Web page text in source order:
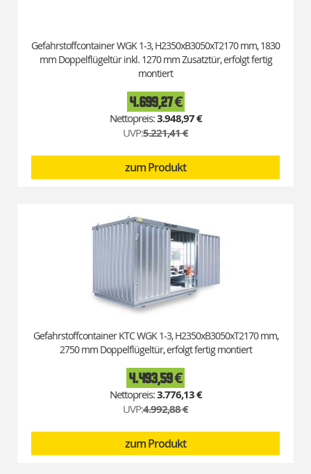
Gefahrstoffcontainer WGK 1-3, H2350xB3050xT2170 mm, 1830
mm Doppelflügeltür inkl. 1270 mm Zusatztür, erfolgt fertig
montiert
Special
Price
4.699,27 €
3.948,97 €
UVP:5.221,41 €
zum Produkt
Gefahrstoffcontainer KTC WGK 1-3, H2350xB3050xT2170 mm,
2750 mm Doppelflügeltür, erfolgt fertig montiert
Special
Price
4.493,59 €
3.776,13 €
UVP:4.992,88 €
zum Produkt